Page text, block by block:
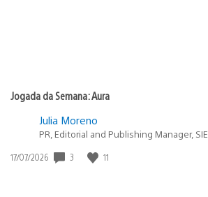
Jogada da Semana: Aura
Julia Moreno
PR, Editorial and Publishing Manager, SIE
Data
17/07/2026 3 11